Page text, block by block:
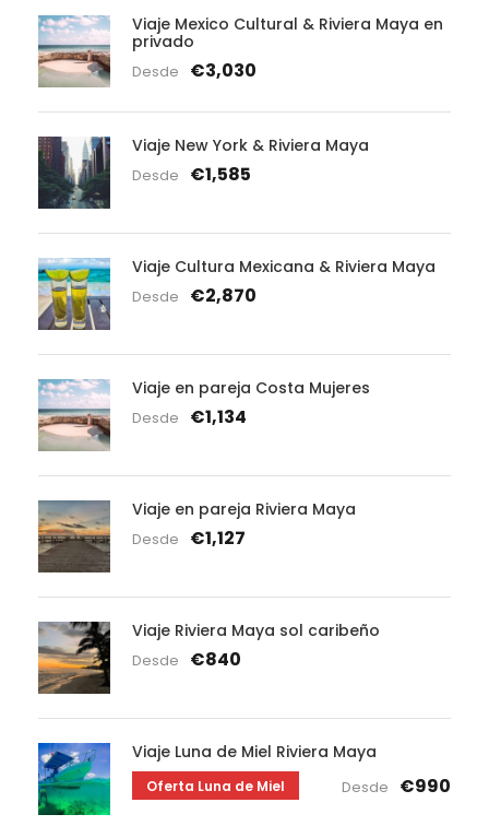
Viaje Mexico Cultural & Riviera Maya en
privado
Desde €3,030
Viaje New York & Riviera Maya
Desde €1,585
Viaje Cultura Mexicana & Riviera Maya
Desde €2,870
Viaje en pareja Costa Mujeres
Desde €1,134
Viaje en pareja Riviera Maya
Desde €1,127
Viaje Riviera Maya sol caribeño
Desde €840
Viaje Luna de Miel Riviera Maya
Oferta Luna de Miel Desde €990